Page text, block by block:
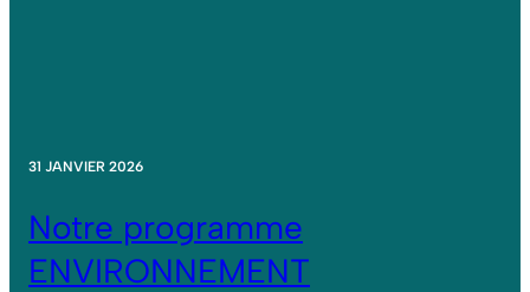
31 JANVIER 2026
Notre programme
ENVIRONNEMENT